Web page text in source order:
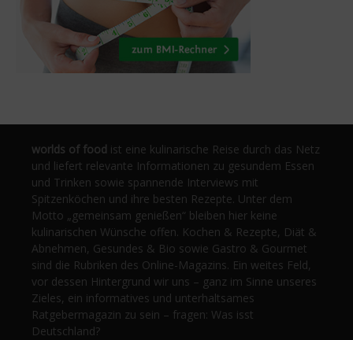
worlds of food ist eine kulinarische Reise durch das Netz
und liefert relevante Informationen zu gesundem Essen
und Trinken sowie spannende Interviews mit
Spitzenköchen und ihre besten Rezepte. Unter dem
Motto „gemeinsam genießen“ bleiben hier keine
kulinarischen Wünsche offen. Kochen & Rezepte, Diät &
Abnehmen, Gesundes & Bio sowie Gastro & Gourmet
sind die Rubriken des Online-Magazins. Ein weites Feld,
vor dessen Hintergrund wir uns – ganz im Sinne unseres
Zieles, ein informatives und unterhaltsames
Ratgebermagazin zu sein – fragen: Was isst
Deutschland?